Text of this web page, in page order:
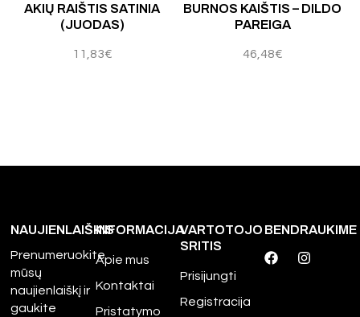
AKIŲ RAIŠTIS SATINIA
(JUODAS)
11,83€
BURNOS KAIŠTIS – DILDO
PAREIGA
46,48€
NAUJIENLAIŠKIS
Prenumeruokite
mūsų
naujienlaiškį ir
gaukite
INFORMACIJA
Apie mus
Kontaktai
Pristatymo
VARTOTOJO
SRITIS
Prisijungti
Registracija
BENDRAUKIME